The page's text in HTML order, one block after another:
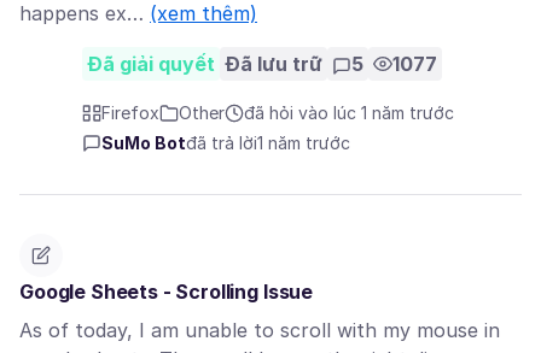
happens ex… (xem thêm)
Đã giải quyết Đã lưu trữ 5 1077
Firefox Other
đã hỏi vào lúc 1 năm trước
SuMo Botđã trả lời1 năm trước
Google Sheets - Scrolling Issue
As of today, I am unable to scroll with my mouse in